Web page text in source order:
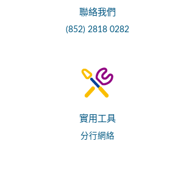
聯絡我們
(852) 2818 0282
實用工具
分行網絡